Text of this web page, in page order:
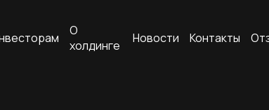
О
холдинге
Новости Контакты